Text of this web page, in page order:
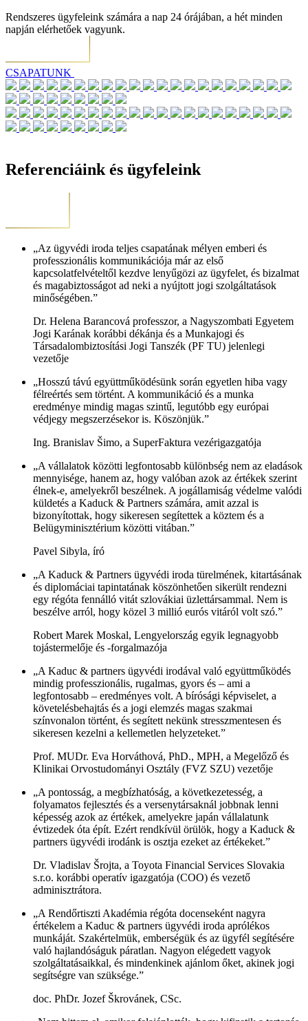
Rendszeres ügyfeleink számára a nap 24 órájában, a hét minden
napján elérhetőek vagyunk.
CSAPATUNK
Referenciáink és ügyfeleink
„Az ügyvédi iroda teljes csapatának mélyen emberi és
professzionális kommunikációja már az első
kapcsolatfelvételtől kezdve lenyűgözi az ügyfelet, és bizalmat
és magabiztosságot ad neki a nyújtott jogi szolgáltatások
minőségében.”
Dr. Helena Barancová professzor, a Nagyszombati Egyetem
Jogi Karának korábbi dékánja és a Munkajogi és
Társadalombiztosítási Jogi Tanszék (PF TU) jelenlegi
vezetője
„Hosszú távú együttműködésünk során egyetlen hiba vagy
félreértés sem történt. A kommunikáció és a munka
eredménye mindig magas szintű, legutóbb egy európai
védjegy megszerzésekor is. Köszönjük.”
Ing. Branislav Šimo, a SuperFaktura vezérigazgatója
„A vállalatok közötti legfontosabb különbség nem az eladások
mennyisége, hanem az, hogy valóban azok az értékek szerint
élnek-e, amelyekről beszélnek. A jogállamiság védelme valódi
küldetés a Kaduck & Partners számára, amit azzal is
bizonyítottak, hogy sikeresen segítettek a köztem és a
Belügyminisztérium közötti vitában.”
Pavel Sibyla, író
„A Kaduck & Partners ügyvédi iroda türelmének, kitartásának
és diplomáciai tapintatának köszönhetően sikerült rendezni
egy régóta fennálló vitát szlovákiai üzlettársammal. Nem is
beszélve arról, hogy közel 3 millió eurós vitáról volt szó.”
Robert Marek Moskal, Lengyelország egyik legnagyobb
tojástermelője és -forgalmazója
„A Kaduc & partners ügyvédi irodával való együttműködés
mindig professzionális, rugalmas, gyors és – ami a
legfontosabb – eredményes volt. A bírósági képviselet, a
követelésbehajtás és a jogi elemzés magas szakmai
színvonalon történt, és segített nekünk stresszmentesen és
sikeresen kezelni a kellemetlen helyzeteket.”
Prof. MUDr. Eva Horváthová, PhD., MPH, a Megelőző és
Klinikai Orvostudományi Osztály (FVZ SZU) vezetője
„A pontosság, a megbízhatóság, a következetesség, a
folyamatos fejlesztés és a versenytársaknál jobbnak lenni
képesség azok az értékek, amelyekre japán vállalatunk
évtizedek óta épít. Ezért rendkívül örülök, hogy a Kaduck &
partners ügyvédi irodánk is osztja ezeket az értékeket.”
Dr. Vladislav Šrojta, a Toyota Financial Services Slovakia
s.r.o. korábbi operatív igazgatója (COO) és vezető
adminisztrátora.
„A Rendőrtiszti Akadémia régóta docenseként nagyra
értékelem a Kaduc & partners ügyvédi iroda aprólékos
munkáját. Szakértelmük, emberségük és az ügyfél segítésére
való hajlandóságuk páratlan. Nagyon elégedett vagyok
szolgáltatásaikkal, és mindenkinek ajánlom őket, akinek jogi
segítségre van szüksége.”
doc. PhDr. Jozef Škrovánek, CSc.